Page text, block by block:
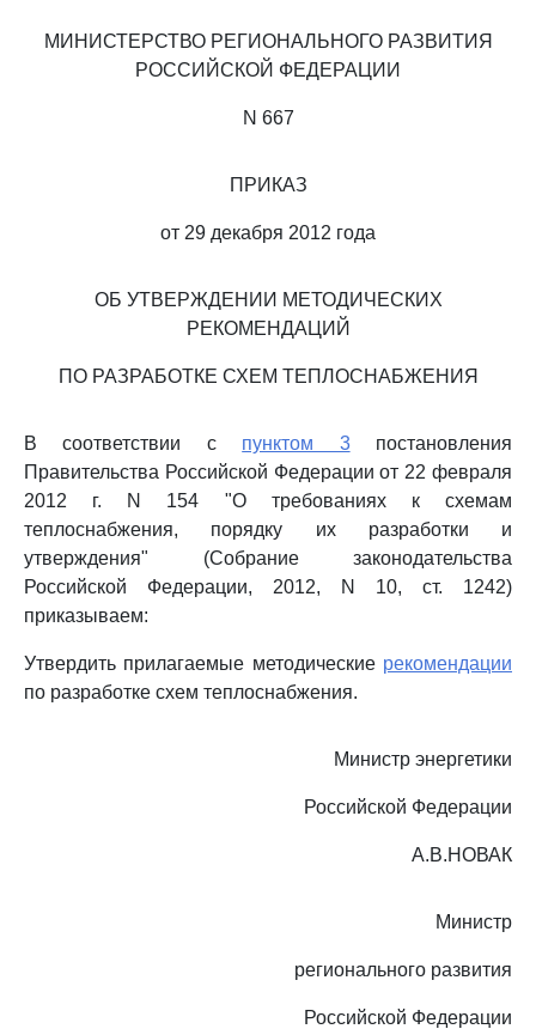
МИНИСТЕРСТВО РЕГИОНАЛЬНОГО РАЗВИТИЯ
РОССИЙСКОЙ ФЕДЕРАЦИИ
N 667
ПРИКАЗ
от 29 декабря 2012 года
ОБ УТВЕРЖДЕНИИ МЕТОДИЧЕСКИХ
РЕКОМЕНДАЦИЙ
ПО РАЗРАБОТКЕ СХЕМ ТЕПЛОСНАБЖЕНИЯ
В соответствии с пунктом 3постановления
Правительства Российской Федерации от 22 февраля
2012 г. N 154 "О требованиях к схемам
теплоснабжения, порядку их разработки и
утверждения" (Собрание законодательства
Российской Федерации, 2012, N 10, ст. 1242)
приказываем:
Утвердить прилагаемые методические рекомендации
по разработке схем теплоснабжения.
Министр энергетики
Российской Федерации
А.В.НОВАК
Министр
регионального развития
Российской Федерации